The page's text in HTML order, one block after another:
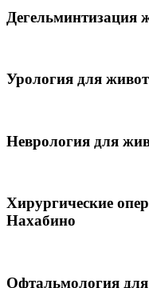
Урология для
Неврология для
Хирургические
Нахабино
Офтальмология